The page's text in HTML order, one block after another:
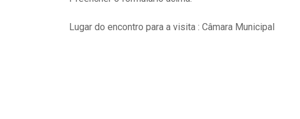
Lugar do encontro para a visita : Câmara Municipal